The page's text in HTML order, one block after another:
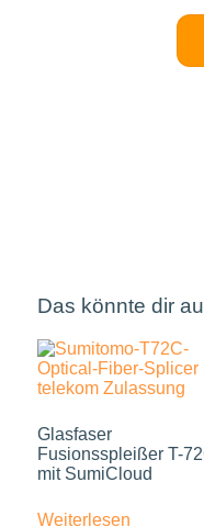
Das könnte dir
Glasfaser
Fusionsspleißer T-
mit SumiCloud
Weiterlesen